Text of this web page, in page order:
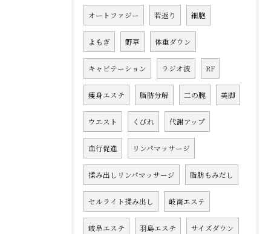
オートファジー 若返り 細胞
よもぎ 野草 体重ダウン
キャビテーション ラジオ波 RF
痩身エステ 脂肪分解 二の腕 美脚
ウエスト くびれ 代謝アップ
血行促進 リンパマッサージ
揉み出しリンパマッサージ 脂肪もみだし
セルライト揉み出し 岐南エステ
岐阜エステ 羽島エステ サイズダウン